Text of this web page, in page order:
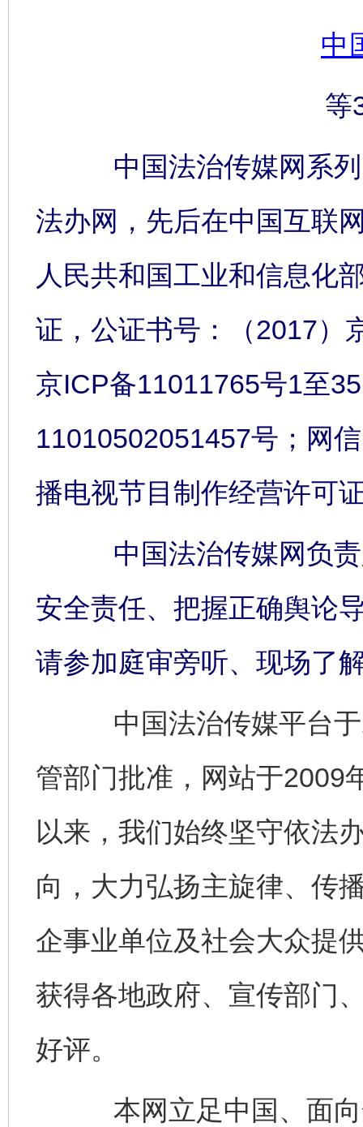
中
等
中国法治传媒网系列
法办网，先后在中国互联
人民共和国工业和信息化
证，公证书号：（2017）
京ICP备11011765号1至
11010502051457号；网
播电视节目制作经营许可
中国法治传媒网负责
安全责任、把握正确舆论
请参加庭审旁听、现场了
中国法治传媒平台于
管部门批准，网站于2009
以来，我们始终坚守依法
向，大力弘扬主旋律、传
企事业单位及社会大众提
获得各地政府、宣传部门
好评。
本网立足中国、面向